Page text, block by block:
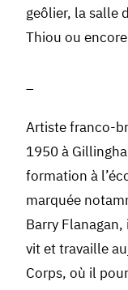
geôlier, la salle
Thiou ou
Artiste franco-
1950 à
formation à
marquée
Barry
vit et travaille
Corps, où il